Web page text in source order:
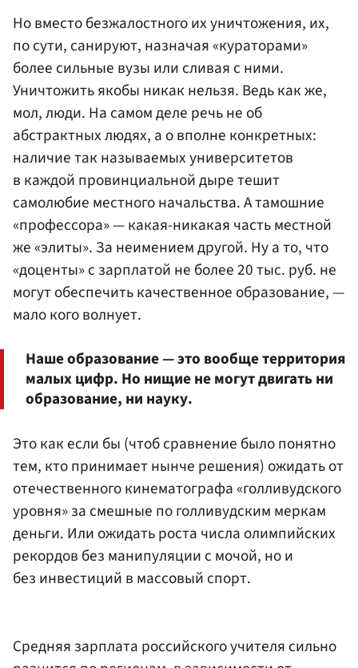
Но вместо безжалостного их уничтожения, их,
по сути, санируют, назначая «кураторами»
более сильные вузы или сливая с ними.
Уничтожить якобы никак нельзя. Ведь как же,
мол, люди. На самом деле речь не об
абстрактных людях, а о вполне конкретных:
наличие так называемых университетов
в каждой провинциальной дыре тешит
самолюбие местного начальства. А тамошние
«профессора» — какая-никакая часть местной
же «элиты». За неимением другой. Ну а то, что
«доценты» с зарплатой не более 20 тыс. руб. не
могут обеспечить качественное образование, —
мало кого волнует.
Наше образование — это вообще территория
малых цифр. Но нищие не могут двигать ни
образование, ни науку.
Это как если бы (чтоб сравнение было понятно
тем, кто принимает нынче решения) ожидать от
отечественного кинематографа «голливудского
уровня» за смешные по голливудским меркам
деньги. Или ожидать роста числа олимпийских
рекордов без манипуляции с мочой, но и
без инвестиций в массовый спорт.
Средняя зарплата российского учителя сильно